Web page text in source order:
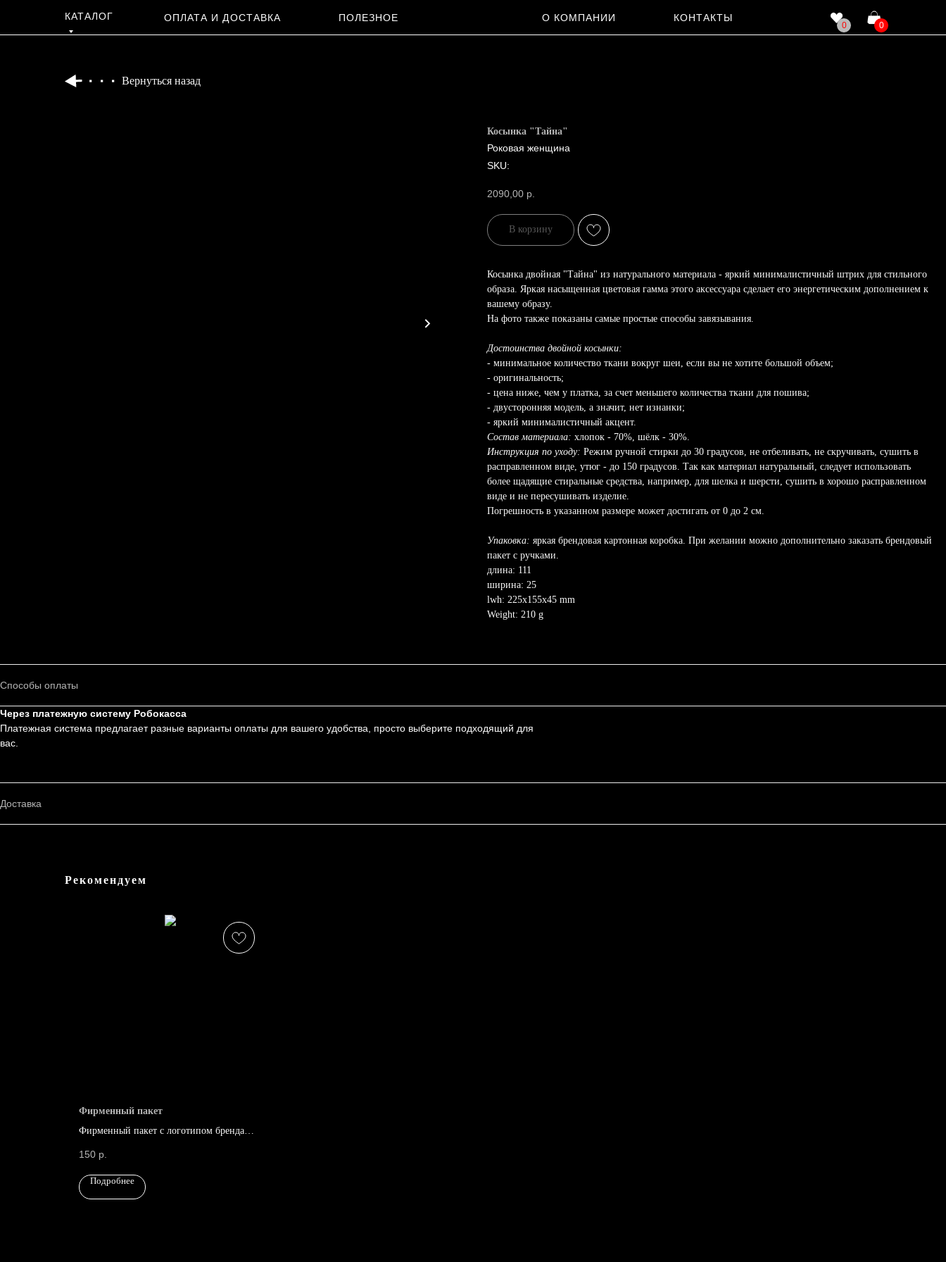
КАТАЛОГ ОПЛАТА И ДОСТАВКА ПОЛЕЗНОЕ О КОМПАНИИ КОНТАКТЫ
0
0
Вернуться назад
Косынка "Тайна"
Роковая женщина
SKU:
2090,00 р.
В корзину
Косынка двойная "Тайна" из натурального материала - яркий минималистичный штрих для стильного
образа. Яркая насыщенная цветовая гамма этого аксессуара сделает его энергетическим дополнением к
вашему образу.
На фото также показаны самые простые способы завязывания.
Достоинства двойной косынки:
- минимальное количество ткани вокруг шеи, если вы не хотите большой объем;
- оригинальность;
- цена ниже, чем у платка, за счет меньшего количества ткани для пошива;
- двусторонняя модель, а значит, нет изнанки;
- яркий минималистичный акцент.
Состав материала: хлопок - 70%, шёлк - 30%.
Инструкция по уходу: Режим ручной стирки до 30 градусов, не отбеливать, не скручивать, сушить в
расправленном виде, утюг - до 150 градусов. Так как материал натуральный, следует использовать
более щадящие стиральные средства, например, для шелка и шерсти, сушить в хорошо расправленном
виде и не пересушивать изделие.
Погрешность в указанном размере может достигать от 0 до 2 см.
Упаковка: яркая брендовая картонная коробка. При желании можно дополнительно заказать брендовый
пакет с ручками.
длина: 111
ширина: 25
lwh: 225x155x45 mm
Weight: 210 g
Способы оплаты
Через платежную систему Робокасса
Платежная система предлагает разные варианты оплаты для вашего удобства, просто выберите подходящий для
вас.
Доставка
Рекомендуем
Фирменный пакет
Фирменный пакет с логотипом бренда
150 р.
Подробнее